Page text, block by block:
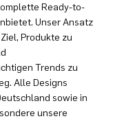
Ready-to-
Unser Ansatz
Produkte zu
Trends zu
Alle Designs
sowie in
unsere